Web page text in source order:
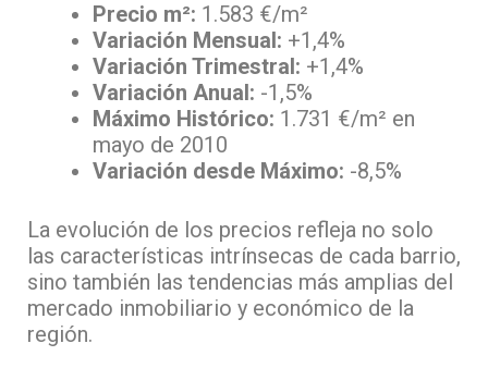
Precio m²: 1.583 €/m²
Variación Mensual: +1,4%
Variación Trimestral: +1,4%
Variación Anual: -1,5%
Máximo Histórico: 1.731 €/m² en
mayo de 2010
Variación desde Máximo: -8,5%
La evolución de los precios refleja no solo
las características intrínsecas de cada barrio,
sino también las tendencias más amplias del
mercado inmobiliario y económico de la
región.